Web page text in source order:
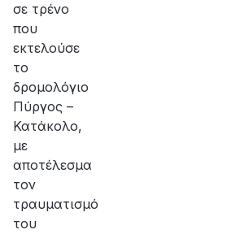
σε τρένο
που
εκτελούσε
το
δρομολόγιο
Πύργος –
Κατάκολο,
με
αποτέλεσμα
τον
τραυματισμό
του